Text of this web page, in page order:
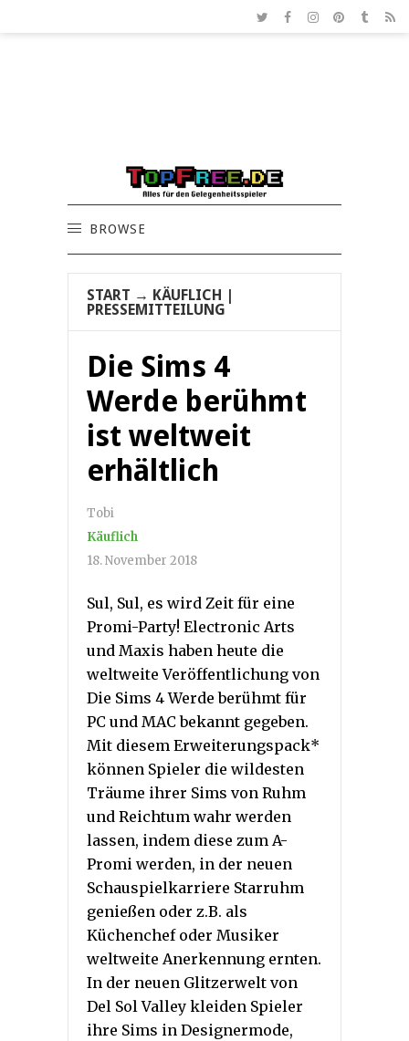
BROWSE
START → KÄUFLICH
PRESSEMITTEILUNG
Die Sims 4
Werde berühmt
ist weltweit
erhältlich
Tobi
Käuflich
18. November 2018
Sul, Sul, es wird Zeit für eine
Promi-Party! Electronic Arts
und Maxis haben heute die
weltweite Veröffentlichung von
Die Sims 4 Werde berühmt für
PC und MAC bekannt gegeben.
Mit diesem Erweiterungspack*
können Spieler die wildesten
Träume ihrer Sims von Ruhm
und Reichtum wahr werden
lassen, indem diese zum A-
Promi werden, in der neuen
Schauspielkarriere Starruhm
genießen oder z.B. als
Küchenchef oder Musiker
weltweite Anerkennung ernten.
In der neuen Glitzerwelt von
Del Sol Valley kleiden Spieler
ihre Sims in Designermode,